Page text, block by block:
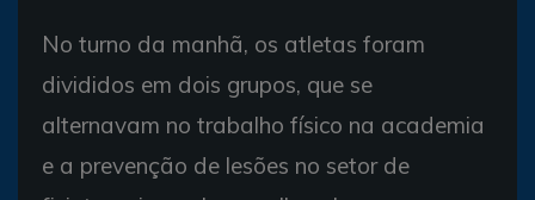
No turno da manhã, os atletas foram
divididos em dois grupos, que se
alternavam no trabalho físico na academia
e a prevenção de lesões no setor de